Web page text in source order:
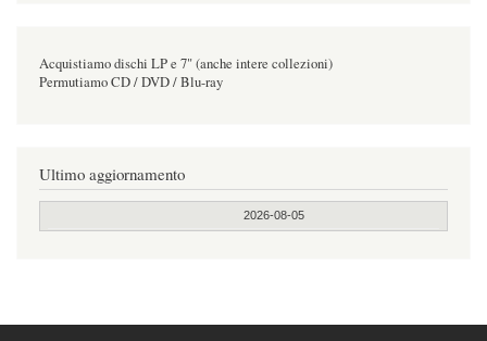
Acquistiamo dischi LP e 7" (anche intere collezioni)
Permutiamo CD / DVD / Blu-ray
Ultimo aggiornamento
2026-08-05